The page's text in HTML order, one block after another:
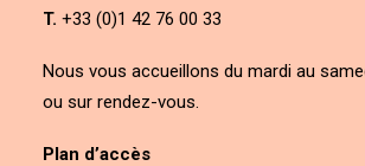
T. +33 (0)1 42 76 00 33
Nous vous accueillons du mardi au
ou sur rendez-vous.
Plan d’accès